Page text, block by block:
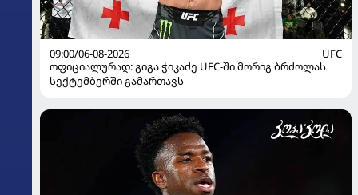
09:00/06-08-2026
UFC
ოფიციალურად: გიგა ჭიკაძე UFC-ში მორიგ ბრძოლას
სექტემბერში გამართავს